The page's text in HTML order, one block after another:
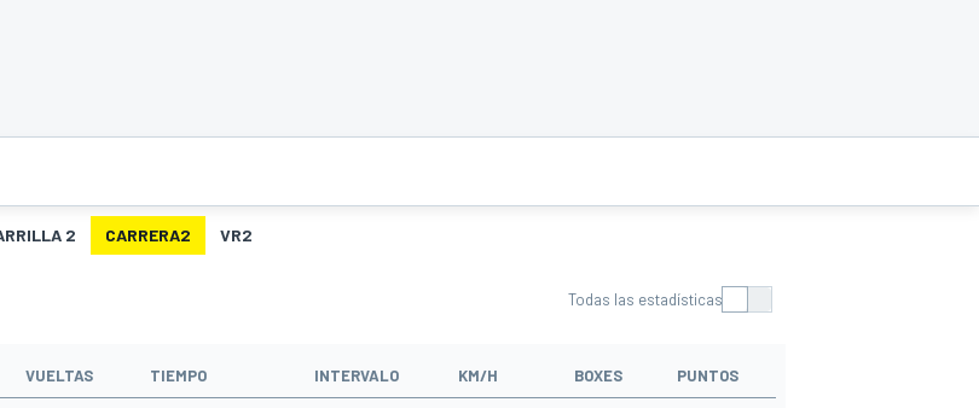
2 CARRERA2 VR2
Todas las estadísticas
VUELTAS TIEMPO INTERVALO KM/H BOXES PUNTOS